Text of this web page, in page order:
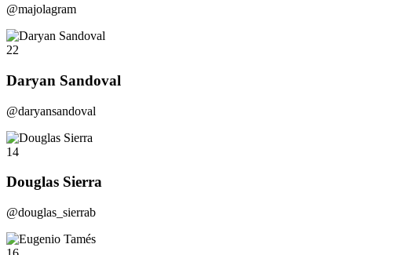
@majolagram
22
Daryan Sandoval
@daryansandoval
14
Douglas Sierra
@douglas_sierrab